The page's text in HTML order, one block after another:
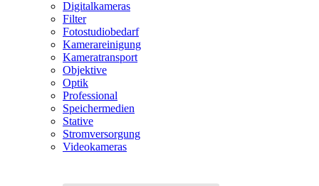
Digitalkameras
Filter
Fotostudiobedarf
Kamerareinigung
Kameratransport
Objektive
Optik
Professional
Speichermedien
Stative
Stromversorgung
Videokameras